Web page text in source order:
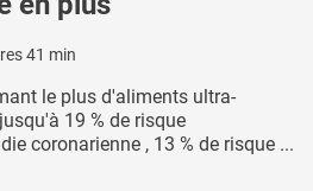
41 min
le plus d'aliments ultra-
19 % de risque
coronarienne , 13 % de risque ...